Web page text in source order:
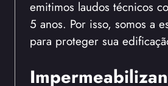
emitimos laudos técnicos
5 anos. Por isso, somos a
para proteger sua